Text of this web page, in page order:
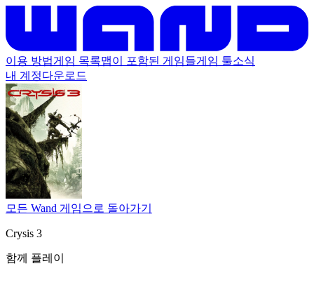
이용 방법게임 목록맵이 포함된 게임들게임 툴소식
내 계정다운로드
모든 Wand 게임으로 돌아가기
Crysis 3
함께 플레이